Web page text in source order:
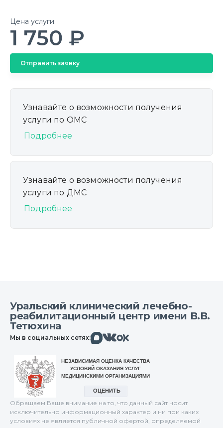
Цена услуги:
1 750 ₽
Отправить заявку
Узнавайте о возможности получения
услуги по ОМС
Подробнее
Узнавайте о возможности получения
услуги по ДМС
Подробнее
Уральский клинический лечебно-
реабилитационный центр имени В.В.
Тетюхина
Мы в социальных сетях:МаксВконтактеОдноклассники
Обращаем Ваше внимание на то, что данный сайт носит
исключительно информационный характер и ни при каких
условиях не является публичной офертой, определяемой